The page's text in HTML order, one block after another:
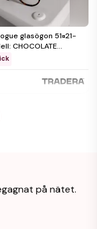
glasögon 51¤21-
CHOCOLATE
på nätet.